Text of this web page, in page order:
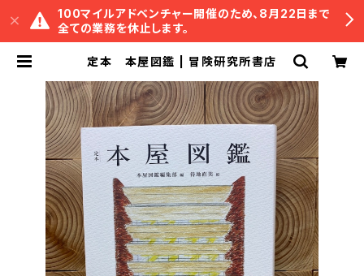
100マイルアドベンチャー開催のため、8月22日まで
全ての業務を休止します。
定本 本屋図鑑 | 冒険研究所書店